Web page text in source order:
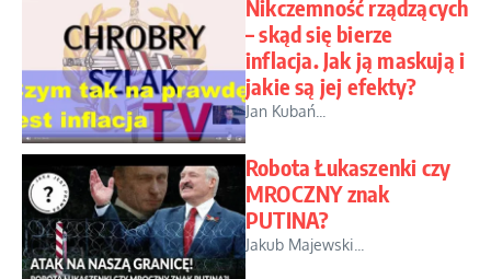
Nikczemność rządzących
– skąd się bierze
inflacja. Jak ją maskują i
jakie są jej efekty?
Jan Kubań...
Robota Łukaszenki czy
MROCZNY znak
PUTINA?
Jakub Majewski...